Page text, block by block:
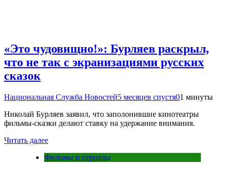
«Это чудовищно!»: Бурляев раскрыл,
что не так с экранизациями русских
сказок
Национальная Служба Новостей5 месяцев спустя01 минуты
Николай Бурляев заявил, что заполонившие кинотеатры
фильмы-сказки делают ставку на удержание внимания.
Читать далее
Фильмы и сериалы